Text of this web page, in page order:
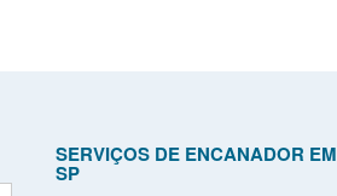
SERVIÇOS DE ENCANADOR EM
SP